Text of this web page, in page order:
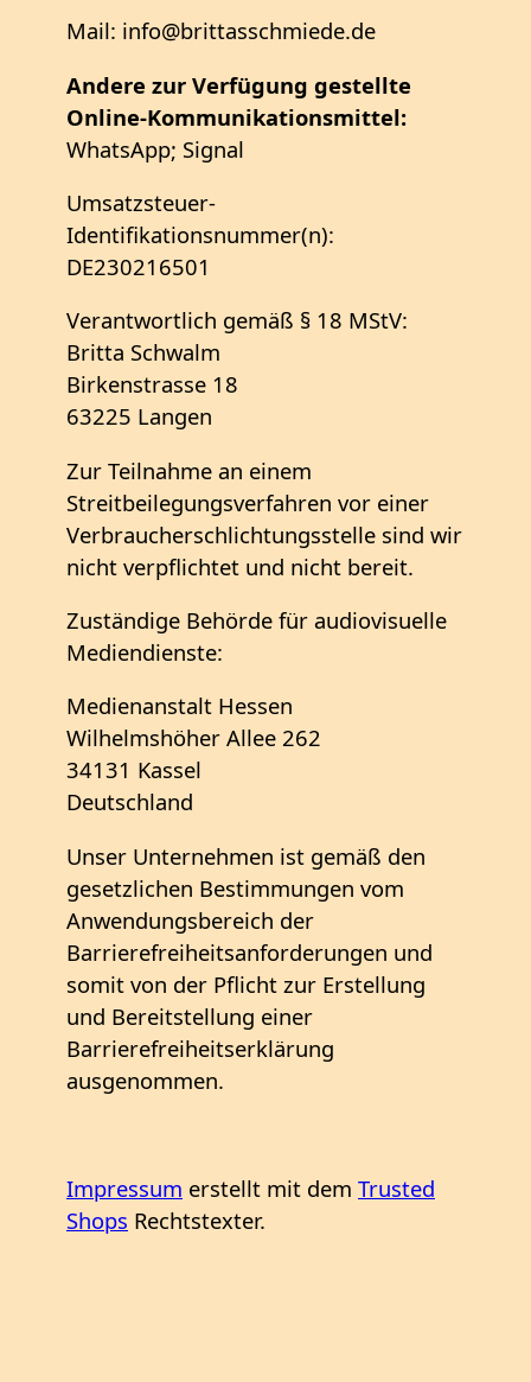
Mail: info@brittasschmiede.de
Andere zur Verfügung gestellte
Online-Kommunikationsmittel:
WhatsApp; Signal
Umsatzsteuer-
Identifikationsnummer(n):
DE230216501
Verantwortlich gemäß § 18 MStV:
Britta Schwalm
Birkenstrasse 18
63225 Langen
Zur Teilnahme an einem
Streitbeilegungsverfahren vor einer
Verbraucherschlichtungsstelle sind wir
nicht verpflichtet und nicht bereit.
Zuständige Behörde für audiovisuelle
Mediendienste:
Medienanstalt Hessen
Wilhelmshöher Allee 262
34131 Kassel
Deutschland
Unser Unternehmen ist gemäß den
gesetzlichen Bestimmungen vom
Anwendungsbereich der
Barrierefreiheitsanforderungen und
somit von der Pflicht zur Erstellung
und Bereitstellung einer
Barrierefreiheitserklärung
ausgenommen.
Impressum erstellt mit dem Trusted
Shops Rechtstexter.